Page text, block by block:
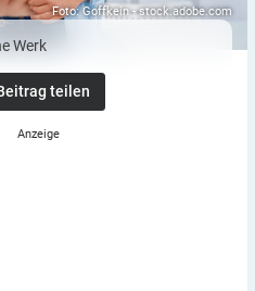
Foto: Goffkein - stock.adobe.com
Werk
teilen